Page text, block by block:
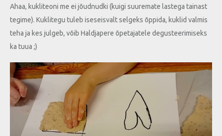
Ahaa, kukliteoni me ei jõudnudki (kuigi suuremate lastega tainast
tegime). Kuklitegu tuleb iseseisvalt selgeks õppida, kuklid valmis
teha ja kes julgeb, võib Haldjapere õpetajatele degusteerimiseks
ka tuua ;)